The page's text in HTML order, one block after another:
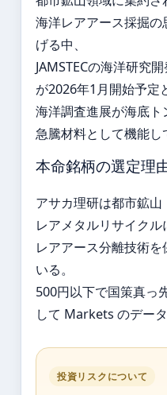
海洋レアアース採掘
げる中、
JAMSTECの海洋研究
が2026年1月開始予定
海洋調査進展が海底ト
急騰材料として機能し
本命銘柄の選定理
アサカ理研は都市鉱山
レアメタルリサイクル
レアアース分離技術
いる。
500円以下で国策真っ
して Markets のデー
投資リスクについて